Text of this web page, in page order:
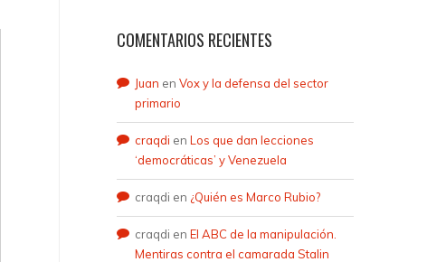
COMENTARIOS RECIENTES
Juan en Vox y la defensa del sector
primario
craqdi en Los que dan lecciones
‘democráticas’ y Venezuela
craqdi en ¿Quién es Marco Rubio?
craqdi en El ABC de la manipulación.
Mentiras contra el camarada Stalin